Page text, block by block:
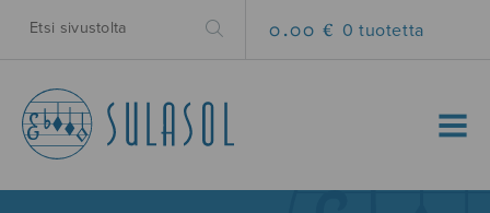
0.00 € 0 tuotetta
MENU